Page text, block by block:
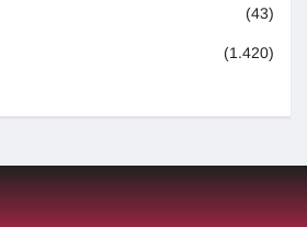
(43)
(1.420)